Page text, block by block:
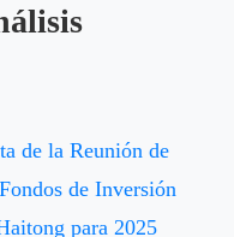
de la Reunión de
de Inversión
para 2025